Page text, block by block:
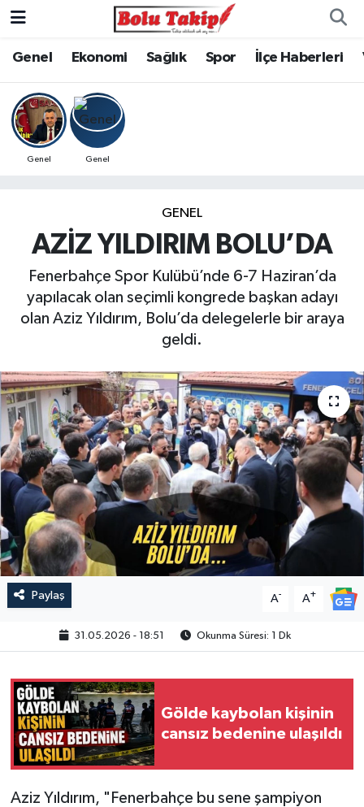
Genel Ekonomi Sağlık Spor İlçe Haberleri
Genel Genel
GENEL
AZİZ YILDIRIM BOLU’DA
Fenerbahçe Spor Kulübü’nde 6-7 Haziran’da
yapılacak olan seçimli kongrede başkan adayı
olan Aziz Yıldırım, Bolu’da delegelerle bir araya
geldi.
Paylaş A- A+
31.05.2026 - 18:51 Okunma Süresi: 1 Dk
Gölde kaybolan kişinin
cansız bedenine ulaşıldı
Aziz Yıldırım, "Fenerbahçe bu sene şampiyon